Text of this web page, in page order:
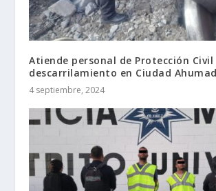
Atiende personal de Protección Civil
descarrilamiento en Ciudad
4 septiembre, 2024